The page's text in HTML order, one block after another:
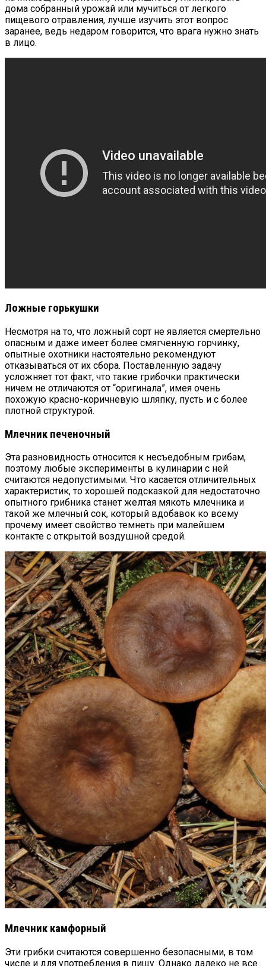
дома собранный урожай или мучиться от легкого
пищевого отравления, лучше изучить этот вопрос
заранее, ведь недаром говорится, что врага нужно знать
в лицо.
Ложные горькушки
Несмотря на то, что ложный сорт не является смертельно
опасным и даже имеет более смягченную горчинку,
опытные охотники настоятельно рекомендуют
отказываться от их сбора. Поставленную задачу
усложняет тот факт, что такие грибочки практически
ничем не отличаются от “оригинала”, имея очень
похожую красно-коричневую шляпку, пусть и с более
плотной структурой.
Млечник печеночный
Эта разновидность относится к несъедобным грибам,
поэтому любые эксперименты в кулинарии с ней
считаются недопустимыми. Что касается отличительных
характеристик, то хорошей подсказкой для недостаточно
опытного грибника станет желтая мякоть млечника и
такой же млечный сок, который вдобавок ко всему
прочему имеет свойство темнеть при малейшем
контакте с открытой воздушной средой.
Млечник камфорный
Эти грибки считаются совершенно безопасными, в том
числе и для употребления в пищу. Однако далеко не все